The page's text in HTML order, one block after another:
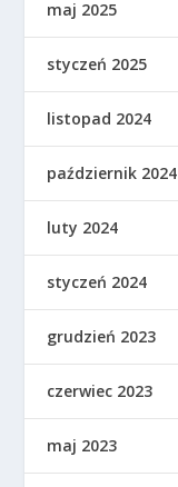
maj 2025
styczeń 2025
listopad 2024
październik 2024
luty 2024
styczeń 2024
grudzień 2023
czerwiec 2023
maj 2023